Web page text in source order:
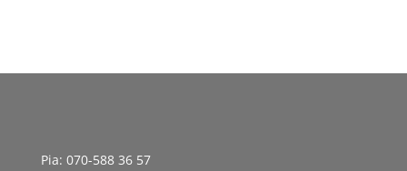
Pia: 070-588 36 57